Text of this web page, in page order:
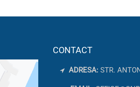
CONTACT
ADRESA: STR.